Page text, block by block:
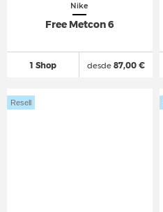
Nike
Free Metcon 6
1 Shop desde87,00 €
Resell